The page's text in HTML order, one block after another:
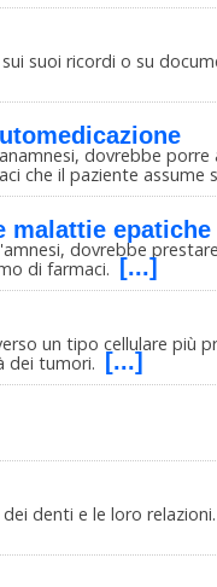
suoi ricordi o su
dovrebbe
che il paziente
malattie epatiche
dovrebbe
di farmaci.
[...]
un tipo cellulare più
dei tumori.
[...]
denti e le loro